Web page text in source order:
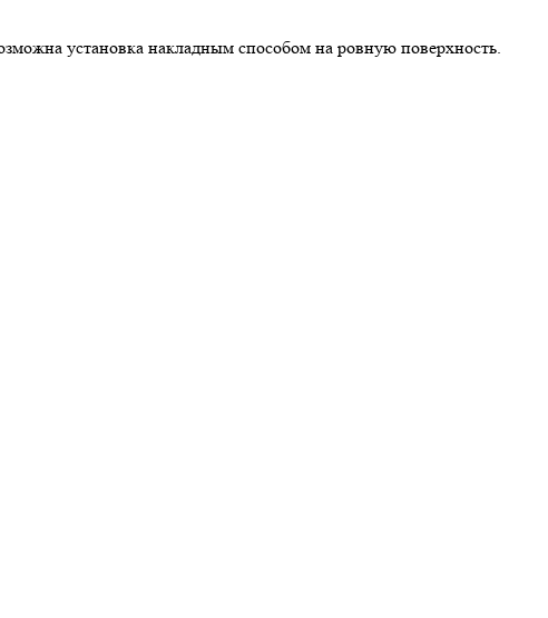
установка накладным способом на ровную поверхность.